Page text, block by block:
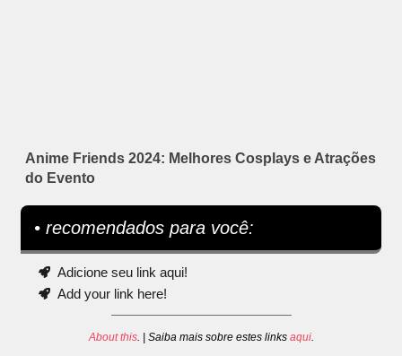
Anime Friends 2024: Melhores Cosplays e Atrações
do Evento
• recomendados para você:
Adicione seu link aqui!
Add your link here!
About this. | Saiba mais sobre estes links aqui.